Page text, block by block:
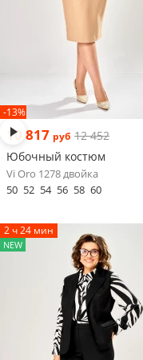
-13%
10 817 руб 12 452
Юбочный костюм
Vi Oro 1278 двойка
50 52 54 56 58 60
2 ч 24 мин
NEW